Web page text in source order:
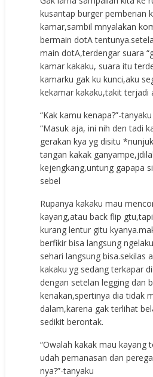
kusantap burger pemberian
kamar,sambil mnyalakan
bermain dotA
main dotA,terdengar suara
kamar kakaku, suara itu
kamarku gak ku kunci,aku
kekamar kakaku,takit terjadi
“Kak kamu kenapa?”-tanyaku
“Masuk aja, ini nih den tadi
gerakan kya yg disitu
tangan kakak
kejengkang,untung gapapa
sebel
Rupanya kakaku mau
kayang,atau back flip
kurang lentur gitu
berfikir bisa langsung
sehari langsung bisa.sekilas
kakaku yg sedang terkapar
dengan setelan legging dan
kenakan,spertinya dia tidak
dalam,karena gak terlihat
sedikit berontak.
“Owalah kakak mau kayang
udah pemanasan dan
nya?”-tanyaku